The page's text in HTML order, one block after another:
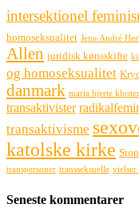
intersektionel
homoseksualitet Jens-André
Allen juridisk kønsskifte
og homoseksualitet
danmark maria hjerte kloster
transaktivister
transaktivisme
katolske kirke
transpersoner transseksuelle vielser
Seneste kommentarer